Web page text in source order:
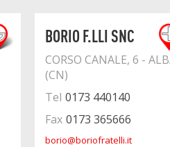
BORIO F.LLI SNC
CORSO CANALE, 6 -
(CN)
Tel 0173 440140
Fax 0173 365666
borio@boriofratelli.it